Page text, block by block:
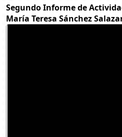
Segundo Informe de
María Teresa Sánchez